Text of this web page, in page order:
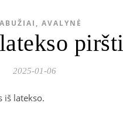
AVALYNĖ
2025-01-06
iš latekso.